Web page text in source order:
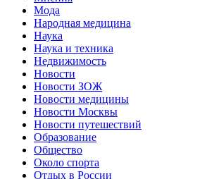
Мода
Народная медицина
Наука
Наука и техника
Недвижимость
Новости
Новости ЗОЖ
Новости медицины
Новости Москвы
Новости путешествий
Образование
Общество
Около спорта
Отдых в России